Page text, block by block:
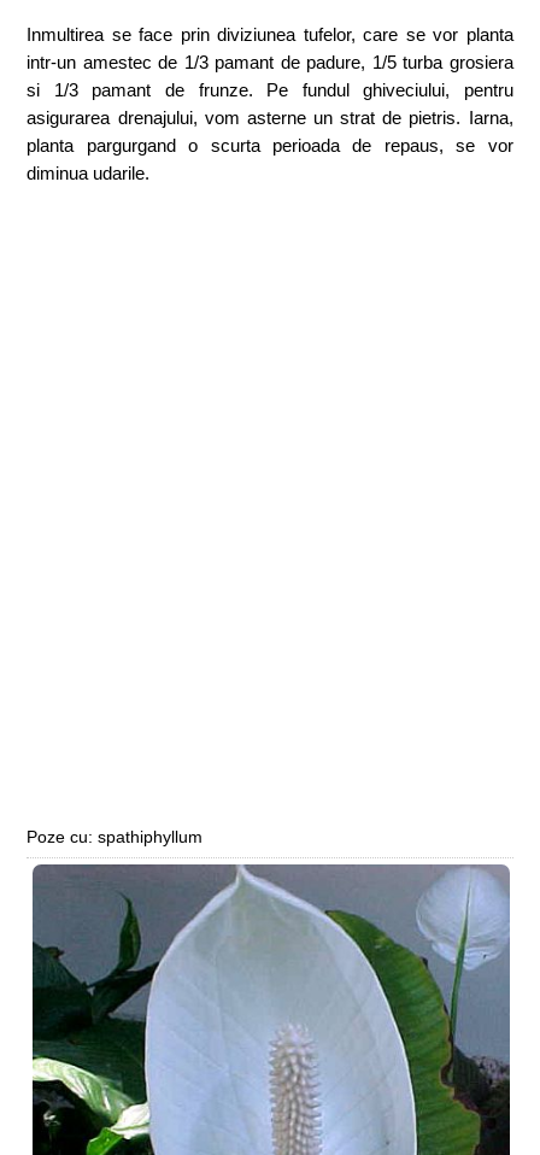
Inmultirea se face prin diviziunea tufelor, care se vor planta
intr-un amestec de 1/3 pamant de padure, 1/5 turba grosiera
si 1/3 pamant de frunze. Pe fundul ghiveciului, pentru
asigurarea drenajului, vom asterne un strat de pietris. Iarna,
planta pargurgand o scurta perioada de repaus, se vor
diminua udarile.
Poze cu: spathiphyllum